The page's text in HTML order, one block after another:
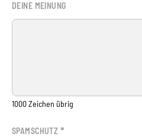
DEINE MEINUNG
1000Zeichen übrig
SPAMSCHUTZ *